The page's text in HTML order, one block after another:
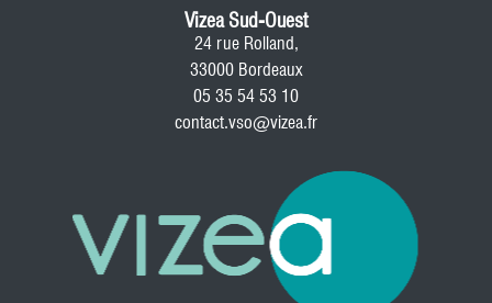
Vizea Sud-Ouest
24 rue Rolland,
33000 Bordeaux
05 35 54 53 10
contact.vso@vizea.fr